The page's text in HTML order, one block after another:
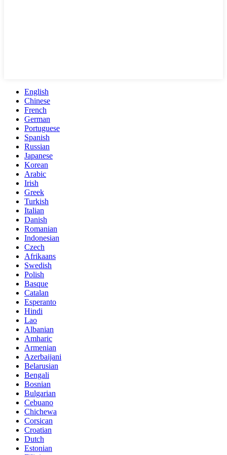
English
Chinese
French
German
Portuguese
Spanish
Russian
Japanese
Korean
Arabic
Irish
Greek
Turkish
Italian
Danish
Romanian
Indonesian
Czech
Afrikaans
Swedish
Polish
Basque
Catalan
Esperanto
Hindi
Lao
Albanian
Amharic
Armenian
Azerbaijani
Belarusian
Bengali
Bosnian
Bulgarian
Cebuano
Chichewa
Corsican
Croatian
Dutch
Estonian